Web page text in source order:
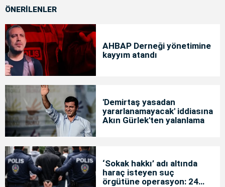
ÖNERİLENLER
AHBAP Derneği yönetimine
kayyım atandı
'Demirtaş yasadan
yararlanamayacak' iddiasına
Akın Gürlek'ten yalanlama
‘Sokak hakkı’ adı altında
haraç isteyen suç
örgütüne operasyon: 24